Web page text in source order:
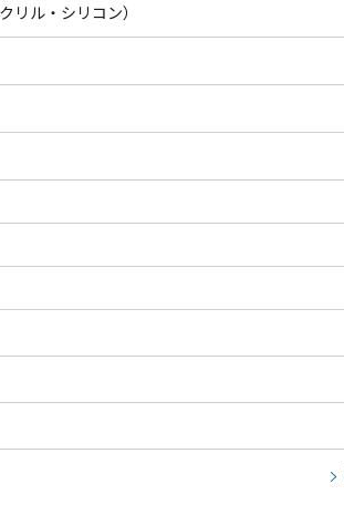
リル・シリコン）